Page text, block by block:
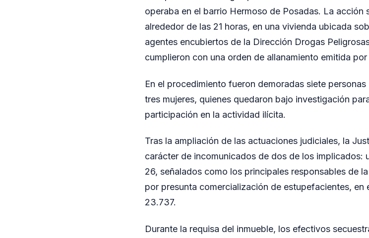
operaba en el barrio Hermoso de Posadas. La acción
alrededor de las 21 horas, en una vivienda ubicada
agentes encubiertos de la Dirección Drogas
cumplieron con una orden de allanamiento emitida
En el procedimiento fueron demoradas siete
tres mujeres, quienes quedaron bajo investigación
participación en la actividad ilícita.
Tras la ampliación de las actuaciones judiciales, la
carácter de incomunicados de dos de los implicados:
26, señalados como los principales responsables de
por presunta comercialización de estupefacientes, en
23.737.
Durante la requisa del inmueble, los efectivos